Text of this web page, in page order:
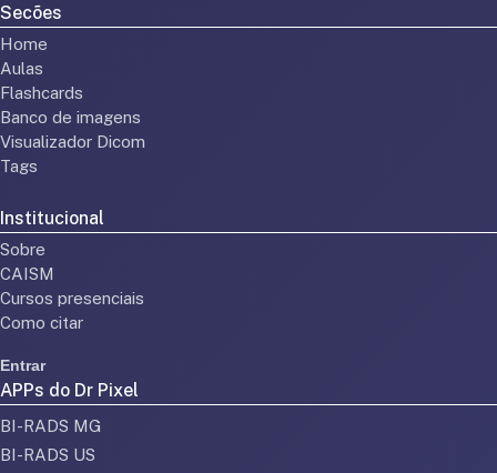
Secões
Home
Aulas
Flashcards
Banco de imagens
Visualizador Dicom
Tags
Institucional
Sobre
CAISM
Cursos presenciais
Como citar
Entrar
APPs do Dr Pixel
BI-RADS MG
BI-RADS US